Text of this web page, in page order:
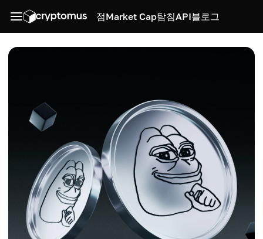
점Market Cap탐침API블로그